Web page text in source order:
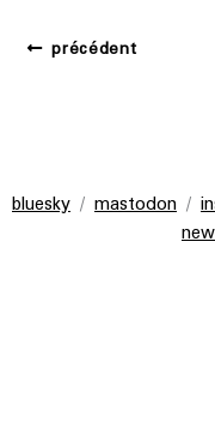
précédent
bluesky / mastodon /